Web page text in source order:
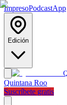
ImpresoPodcastApp
Edición
Quintana Roo
Suscríbete gratis